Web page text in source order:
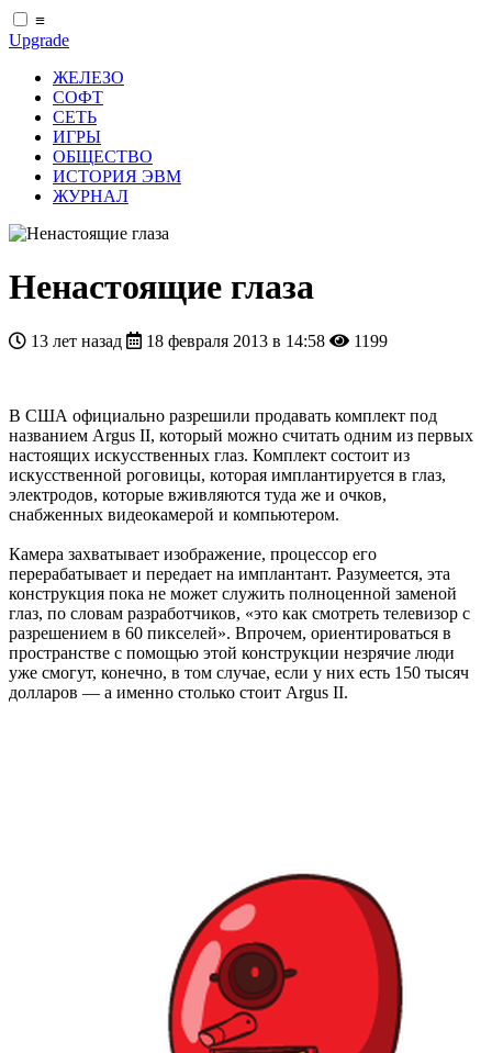
≡
Upgrade
ЖЕЛЕЗО
СОФТ
СЕТЬ
ИГРЫ
ОБЩЕСТВО
ИСТОРИЯ ЭВМ
ЖУРНАЛ
Ненастоящие глаза
13 лет назад 18 февраля 2013 в 14:58 1199
В США официально разрешили продавать комплект под
названием Argus II, который можно считать одним из первых
настоящих искусственных глаз. Комплект состоит из
искусственной роговицы, которая имплантируется в глаз,
электродов, которые вживляются туда же и очков,
снабженных видеокамерой и компьютером.
Камера захватывает изображение, процессор его
перерабатывает и передает на имплантант. Разумеется, эта
конструкция пока не может служить полноценной заменой
глаз, по словам разработчиков, «это как смотреть телевизор с
разрешением в 60 пикселей». Впрочем, ориентироваться в
пространстве с помощью этой конструкции незрячие люди
уже смогут, конечно, в том случае, если у них есть 150 тысяч
долларов — а именно столько стоит Argus II.